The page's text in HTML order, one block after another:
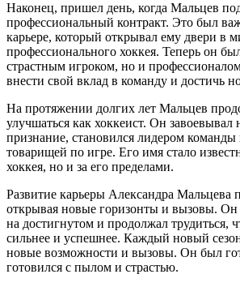
Наконец, пришел день, когда Мальцев
профессиональный контракт. Это был
карьере, который открывал ему двери в
профессионального хоккея. Теперь он
страстным игроком, но и
внести свой вклад в команду и достичь
На протяжении долгих лет Мальцев
улучшаться как хоккеист. Он завоевывал
признание, становился лидером
товарищей по игре. Его имя стало
хоккея, но и за его пределами.
Развитие карьеры Александра Мальцева
открывая новые горизонты и вызовы. Он
на достигнутом и продолжал трудиться,
сильнее и успешнее. Каждый новый
новые возможности и вызовы. Он был
готовился с пылом и страстью.